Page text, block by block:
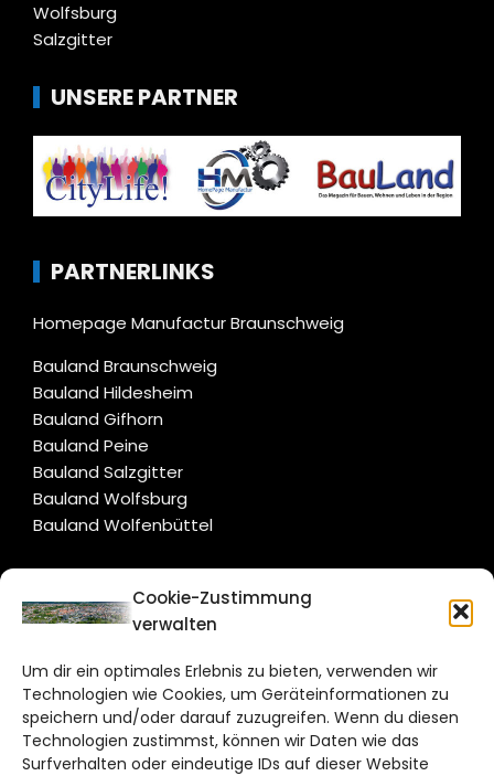
Cookie-Zustimmung
verwalten
Um dir ein optimales Erlebnis zu bieten, verwenden wir
Technologien wie Cookies, um Geräteinformationen zu
speichern und/oder darauf zuzugreifen. Wenn du diesen
Technologien zustimmst, können wir Daten wie das
Surfverhalten oder eindeutige IDs auf dieser Website
Wolfsburg
Salzgitter
UNSERE PARTNER
PARTNERLINKS
Homepage Manufactur Braunschweig
Bauland Braunschweig
Bauland Hildesheim
Bauland Gifhorn
Bauland Peine
Bauland Salzgitter
Bauland Wolfsburg
Bauland Wolfenbüttel
CITYLIFE!
Bruchtorwall 12
38100 Braunschweig
Telefon: 0531 387220 – 65